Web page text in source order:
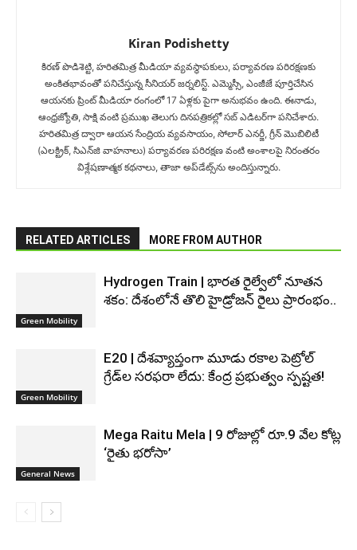
Kiran Podishetty
కిరణ్ పొడిశెట్టి, హరితమిత్ర మీడియా వ్యవస్థాపకులు, పర్యావరణ పరిరక్షణకు
అంకితభావంతో పనిచేస్తున్న సీనియ‌ర్‌ జర్నలిస్ట్. ఎమ్మెస్సీ, ఎంజీజే పూర్తిచేసిన‌
ఆయనకు ప్రింట్ మీడియా రంగంలో 17 ఏళ్లకు పైగా అనుభవం ఉంది. ఈనాడు,
ఆంధ్రజ్యోతి, సాక్షి వంటి ప్రముఖ తెలుగు దినపత్రికల్లో సబ్‌ ఎడిటర్‌గా ప‌నిచేశారు.
హరితమిత్ర ద్వారా ఆయన సేంద్రియ వ్యవసాయం, సోలార్ ఎనర్జీ, గ్రీన్ మొబిలిటీ
(ఎలక్ట్రిక్‌, సిఎన్‌జి వాహనాలు) ప‌ర్యావ‌ర‌ణ ప‌రిర‌క్ష‌ణ వంటి అంశాలపై నిరంతరం
విశ్లేషణాత్మక కథనాలు, తాజా అప్‌డేట్స్‌ను అందిస్తున్నారు.
RELATED ARTICLES MORE FROM AUTHOR
Green Mobility
Hydrogen Train | భారత రైల్వేలో నూతన
శకం: దేశంలోనే తొలి హైడ్రోజన్ రైలు ప్రారంభం..
Green Mobility
E20 | దేశవ్యాప్తంగా మూడు రకాల పెట్రోల్
గ్రేడ్‌ల సరఫరా లేదు: కేంద్ర ప్రభుత్వం స్పష్టత!
General News
Mega Raitu Mela | 9 రోజుల్లో రూ.9 వేల కోట్ల
‘రైతు భరోసా’